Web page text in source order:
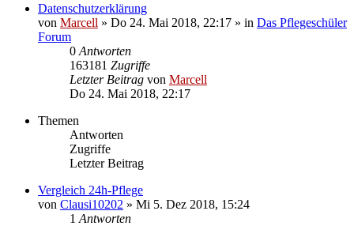
Datenschutzerklärung
von Marcell » Do 24. Mai 2018, 22:17 » in Das Pflegeschüler
Forum
0 Antworten
163181 Zugriffe
Letzter Beitrag von Marcell
Do 24. Mai 2018, 22:17
Themen
Antworten
Zugriffe
Letzter Beitrag
Vergleich 24h-Pflege
von Clausi10202 » Mi 5. Dez 2018, 15:24
1 Antworten